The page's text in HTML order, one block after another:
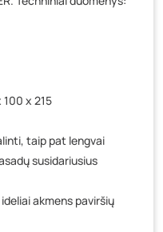
x 215
taip pat lengvai
susidariusius
akmens paviršių